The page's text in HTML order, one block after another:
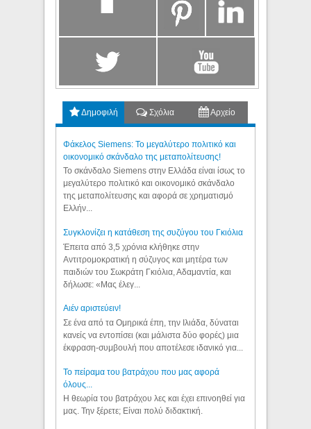
Δημοφιλή Σχόλια Αρχείο
Φάκελος Siemens: Το μεγαλύτερο πολιτικό και
οικονομικό σκάνδαλο της μεταπολίτευσης!
Το σκάνδαλο Siemens στην Ελλάδα είναι ίσως το
μεγαλύτερο πολιτικό και οικονομικό σκάνδαλο
της μεταπολίτευσης και αφορά σε χρηματισμό
Ελλήν...
Συγκλονίζει η κατάθεση της συζύγου του Γκιόλια
Έπειτα από 3,5 χρόνια κλήθηκε στην
Αντιτρομοκρατική η σύζυγος και μητέρα των
παιδιών του Σωκράτη Γκιόλια, Αδαμαντία, και
δήλωσε: «Μας έλεγ...
Aιέν αριστεύειν!
Σε ένα από τα Ομηρικά έπη, την Ιλιάδα, δύναται
κανείς να εντοπίσει (και μάλιστα δύο φορές) μια
έκφραση-συμβουλή που αποτέλεσε ιδανικό για...
Το πείραμα του βατράχου που μας αφορά
όλους...
Η θεωρία του βατράχου λες και έχει επινοηθεί για
μας. Την ξέρετε; Είναι πολύ διδακτική.